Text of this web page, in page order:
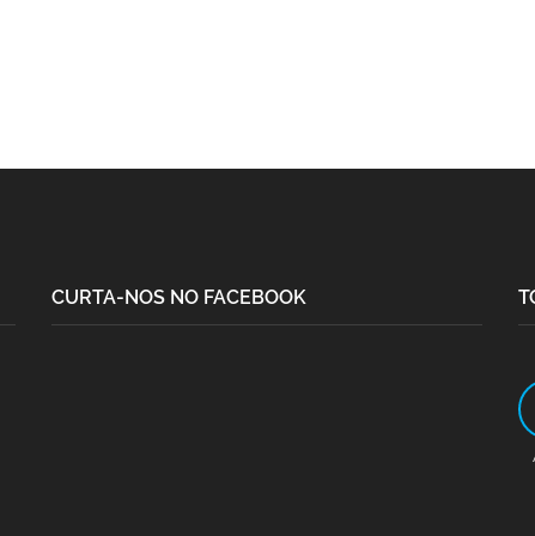
CURTA-NOS NO FACEBOOK